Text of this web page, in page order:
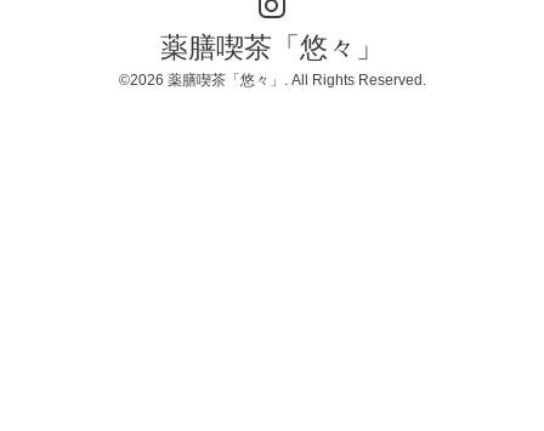
薬膳喫茶「悠々」
©2026 薬膳喫茶「悠々」 . All Rights Reserved.